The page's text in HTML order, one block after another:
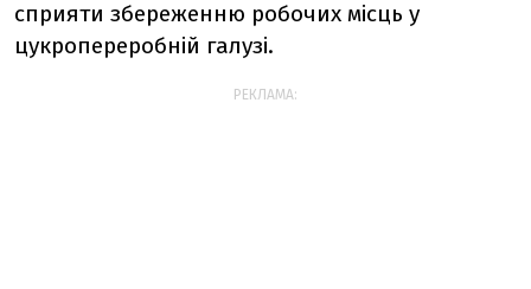
сприяти збереженню робочих місць у
цукропереробній галузі.
РЕКЛАМА: